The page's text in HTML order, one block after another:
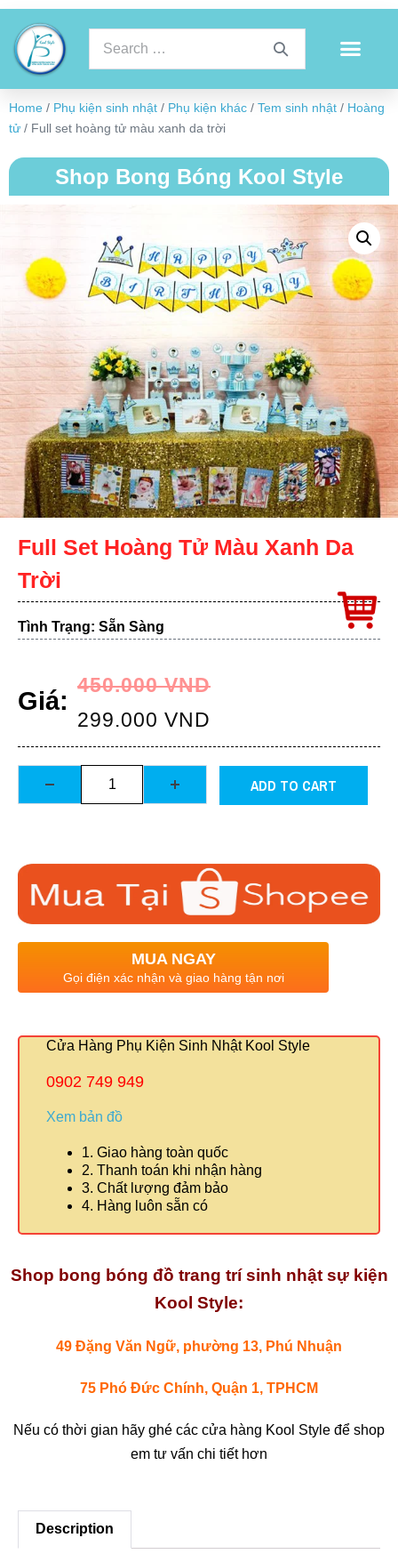
Home / Phụ kiện sinh nhật / Phụ kiện khác / Tem sinh nhật / Hoàng
tử / Full set hoàng tử màu xanh da trời
Shop Bong Bóng Kool Style
Full Set Hoàng Tử Màu Xanh Da
Trời
Tình Trạng: Sẵn Sàng
Giá:
450.000VND
299.000 VND
ADD TO CART
MUA NGAY
Gọi điện xác nhận và giao hàng tận nơi
Cửa Hàng Phụ Kiện Sinh Nhật Kool Style
0902 749 949
Xem bản đồ
1. Giao hàng toàn quốc
2. Thanh toán khi nhận hàng
3. Chất lượng đảm bảo
4. Hàng luôn sẵn có
Shop bong bóng đồ trang trí sinh nhật sự kiện
Kool Style:
49 Đặng Văn Ngữ, phường 13, Phú Nhuận
75 Phó Đức Chính, Quận 1, TPHCM
Nếu có thời gian hãy ghé các cửa hàng Kool Style để shop
em tư vấn chi tiết hơn
Description